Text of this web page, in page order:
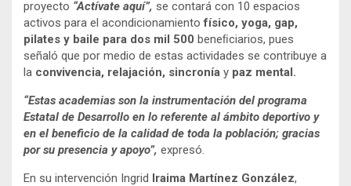
proyecto “Actívate aquí”, se contará con 10 espacios
activos para el acondicionamiento físico, yoga, gap,
pilates y baile para dos mil 500 beneﬁciarios, pues
señaló que por medio de estas actividades se contribuye a
la convivencia, relajación, sincronía y paz mental.
“Estas academias son la instrumentación del programa
Estatal de Desarrollo en lo referente al ámbito deportivo y
en el beneficio de la calidad de toda la población; gracias
por su presencia y apoyo”, expresó.
En su intervención Ingrid Iraima Martínez González,